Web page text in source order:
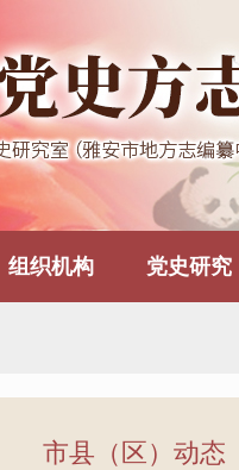
组织机构 党史研究
市县（区）动态